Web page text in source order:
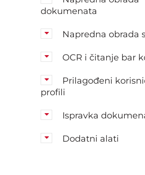
dokumenata
Napredna obrada
OCR i čitanje bar
Prilagođeni
profili
Ispravka
Dodatni alati